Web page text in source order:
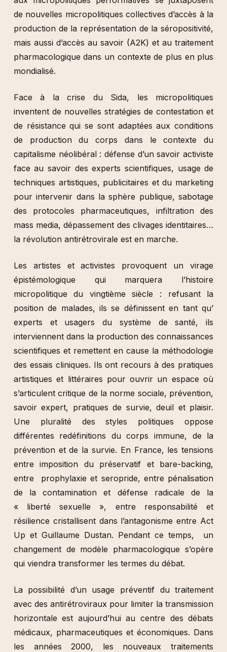
de nouvelles micropolitiques collectives d’accès à la
production de la représentation de la séropositivité,
mais aussi d’accès au savoir (A2K) et au traitement
pharmacologique dans un contexte de plus en plus
mondialisé.
Face à la crise du Sida, les micropolitiques
inventent de nouvelles stratégies de contestation et
de résistance qui se sont adaptées aux conditions
de production du corps dans le contexte du
capitalisme néolibéral : défense d’un savoir activiste
face au savoir des experts scientifiques, usage de
techniques artistiques, publicitaires et du marketing
pour intervenir dans la sphère publique, sabotage
des protocoles pharmaceutiques, infiltration des
mass media, dépassement des clivages identitaires…
la révolution antirétrovirale est en marche.
Les artistes et activistes provoquent un virage
épistémologique qui marquera l’histoire
micropolitique du vingtième siècle : refusant la
position de malades, ils se définissent en tant qu’
experts et usagers du système de santé, ils
interviennent dans la production des connaissances
scientifiques et remettent en cause la méthodologie
des essais cliniques. Ils ont recours à des pratiques
artistiques et littéraires pour ouvrir un espace où
s’articulent critique de la norme sociale, prévention,
savoir expert, pratiques de survie, deuil et plaisir.
Une pluralité des styles politiques oppose
différentes redéfinitions du corps immune, de la
prévention et de la survie. En France, les tensions
entre imposition du préservatif et bare-backing,
entre prophylaxie et seropride, entre pénalisation
de la contamination et défense radicale de la
« liberté sexuelle », entre responsabilité et
résilience cristallisent dans l’antagonisme entre Act
Up et Guillaume Dustan. Pendant ce temps, un
changement de modèle pharmacologique s’opère
qui viendra transformer les termes du débat.
La possibilité d’un usage préventif du traitement
avec des antirétroviraux pour limiter la transmission
horizontale est aujourd’hui au centre des débats
médicaux, pharmaceutiques et économiques. Dans
les années 2000, les nouveaux traitements